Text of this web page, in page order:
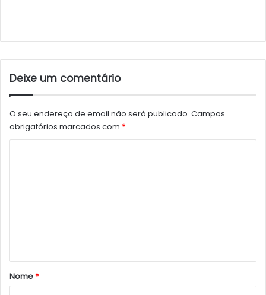
Deixe um comentário
O seu endereço de email não será publicado. Campos
obrigatórios marcados com *
r
Nome*